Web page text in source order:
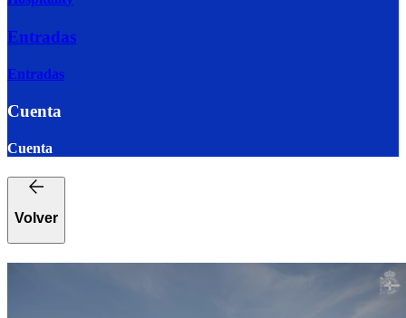
Entradas
Entradas
Cuenta
Cuenta
Volver